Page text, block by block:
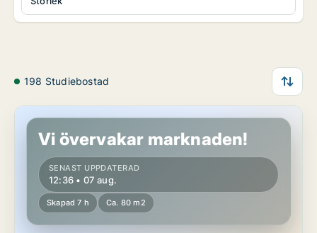
198 Studiebostad
Lägenhet i Uddevalla
Vi övervakar marknaden!
SENAST UPPDATERAD
12:36 • 07 aug.
Skapad 7 h Ca. 80 m2